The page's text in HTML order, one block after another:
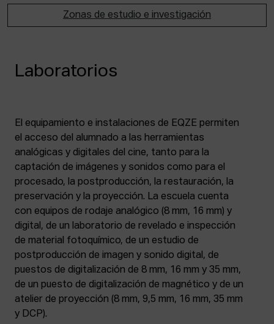
Zonas de estudio e investigación
Laboratorios
El equipamiento e instalaciones de EQZE permiten
el acceso del alumnado a las herramientas
analógicas y digitales del cine, tanto para la
captación de imágenes y sonidos como para el
procesado, la postproducción, la restauración, la
preservación y la proyección. La escuela cuenta
con equipos de rodaje analógico (8 mm, 16 mm) y
digital, de un laboratorio de revelado e inspección
de material fotoquímico, de un estudio de
postproducción de imagen y sonido digital, de
puestos de digitalización de 8 mm, 16 mm y 35 mm,
de un puesto de digitalización de magnético y de un
atelier de proyección (8 mm, 9,5 mm, 16 mm, 35 mm
y DCP).